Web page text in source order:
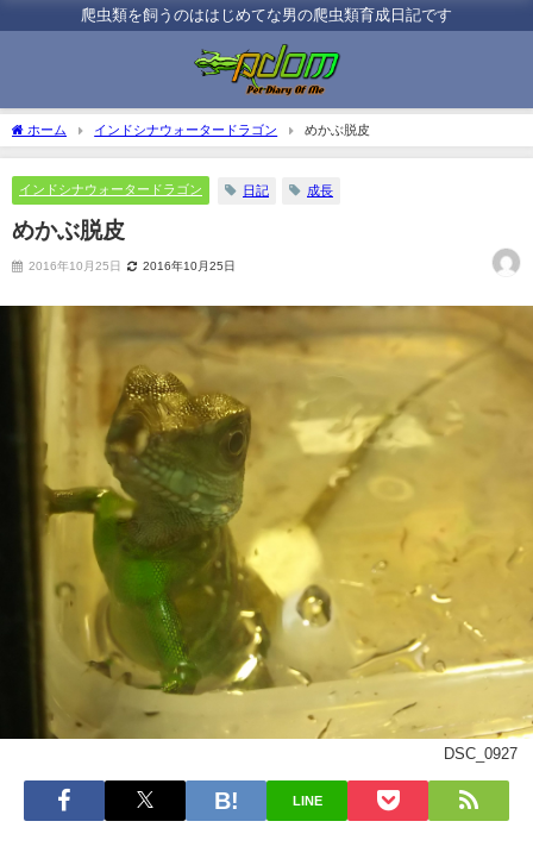
爬虫類を飼うのははじめてな男の爬虫類育成日記です
ホーム インドシナウォータードラゴン めかぶ脱皮
インドシナウォータードラゴン 日記 成長
めかぶ脱皮
2016年10月25日 2016年10月25日
DSC_0927
LINE